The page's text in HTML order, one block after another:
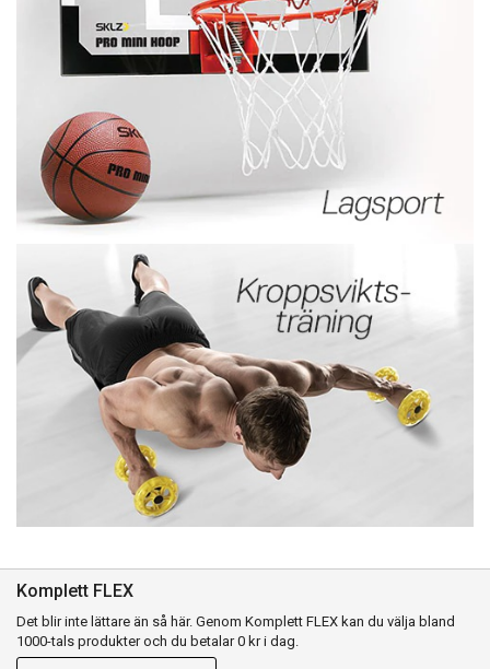
Komplett FLEX
Det blir inte lättare än så här. Genom Komplett FLEX kan du välja bland
1000-tals produkter och du betalar 0 kr i dag.